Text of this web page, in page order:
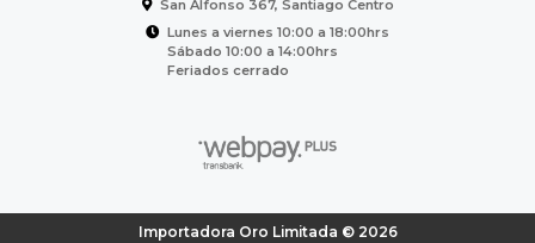
San Alfonso 367, Santiago Centro
Lunes a viernes 10:00 a 18:00hrs
Sábado 10:00 a 14:00hrs
Feriados cerrado
Importadora Oro Limitada © 2026